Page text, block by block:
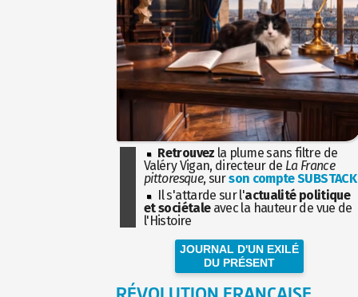
Retrouvez la plume sans filtre de
Valéry Vigan, directeur de La France
pittoresque, surson compte SUBSTACK
Il s'attarde sur l'actualité politique
et sociétaleavec la hauteur de vue de
l'Histoire
JOURNAL D'UN EXILÉ
DU PRÉSENT